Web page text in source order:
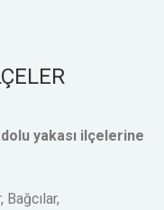
yakası ilçelerine